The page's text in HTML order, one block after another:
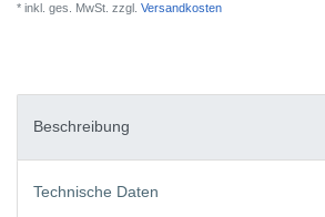
* inkl. ges. MwSt. zzgl. Versandkosten
Beschreibung
Technische Daten